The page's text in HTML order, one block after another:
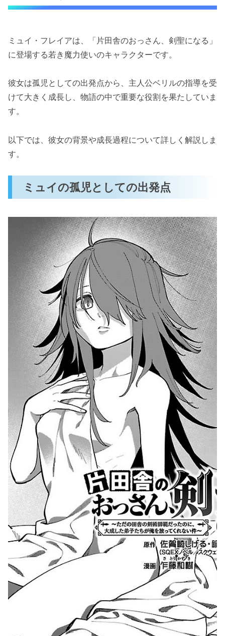
「片田舎のおっさん、剣聖になる」のミュイの
潜在能力の高さ
戦闘シーンの見どころ
物語にもたらす感動
仲間との絆と役割
ミュイが可愛い！その魅力とは？
ミュイの魅力とは？
ミュイ・フレイアは、「片田舎のおっさん、剣聖になる」
に登場する若き魔力使いのキャラクターです。
彼女は孤児としての出発点から、主人公ベリルの指導を受
けて大きく成長し、物語の中で重要な役割を果たしていま
す。
以下では、彼女の背景や成長過程について詳しく解説しま
す。
ミュイの孤児としての出発点